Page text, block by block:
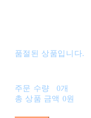
품절된 상품입니다.
주문 수량
0개
총 상품 금액 0원